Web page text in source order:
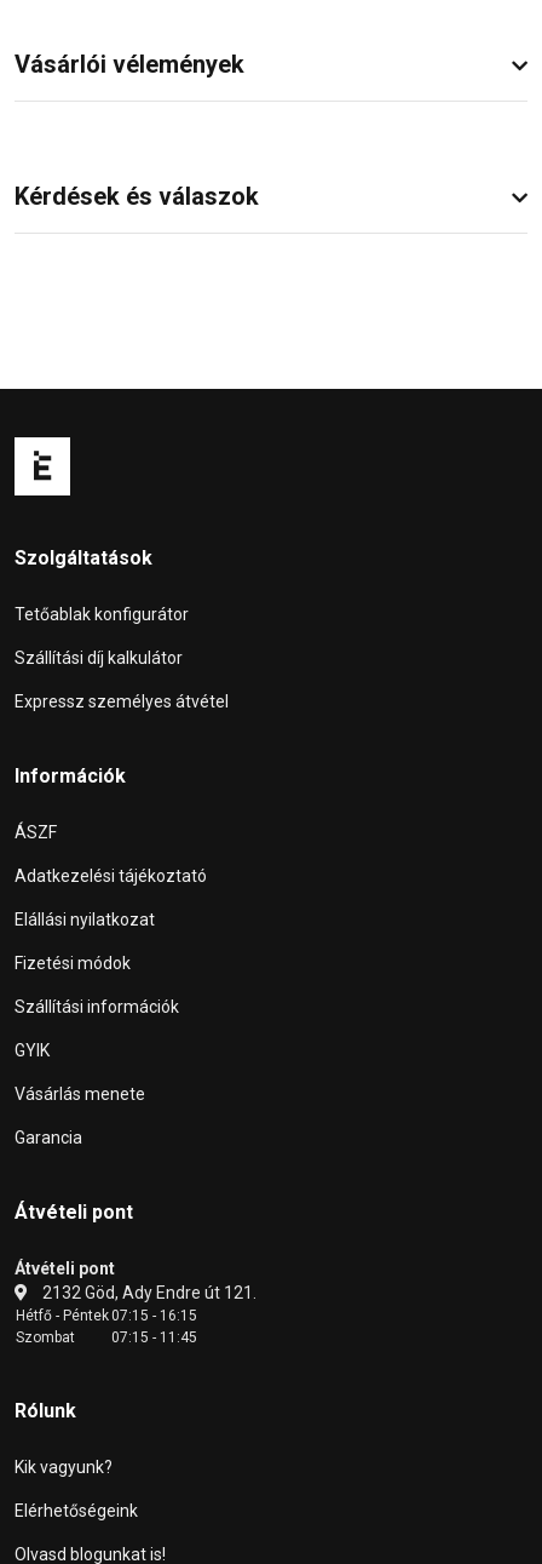
Vásárlói vélemények
Kérdések és válaszok
Szolgáltatások
Tetőablak konfigurátor
Szállítási díj kalkulátor
Expressz személyes átvétel
Információk
ÁSZF
Adatkezelési tájékoztató
Elállási nyilatkozat
Fizetési módok
Szállítási információk
GYIK
Vásárlás menete
Garancia
Átvételi pont
Átvételi pont
2132 Göd, Ady Endre út 121.
Hétfő - Péntek07:15 - 16:15
Szombat
07:15 - 11:45
Rólunk
Kik vagyunk?
Elérhetőségeink
Olvasd blogunkat is!